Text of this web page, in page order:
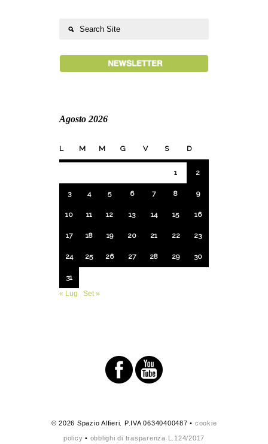
Agosto 2026
L M M G V S D
1 2
3 4 5 6 7 8 9
10 11 12 13 14 15 16
17 18 19 20 21 22 23
24 25 26 27 28 29 30
31
« Lug
Set »
© 2026 Spazio Alfieri. P.IVA 06340400487 • cookie
policy • obblighi di trasparenza L.124/2017